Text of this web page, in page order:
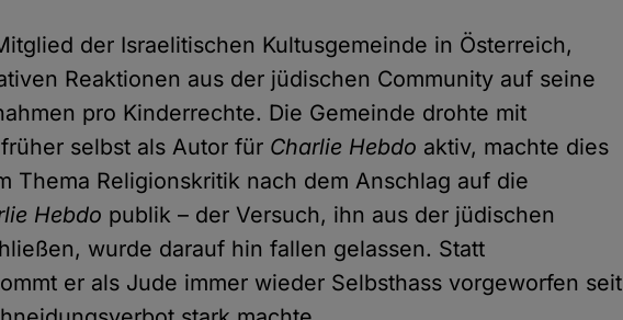
der Israelitischen Kultusgemeinde in Österreich,
Reaktionen aus der jüdischen Community auf seine
pro Kinderrechte. Die Gemeinde drohte mit
selbst als Autor für Charlie Hebdo aktiv, machte dies
Thema Religionskritik nach dem Anschlag auf die
Hebdo publik – der Versuch, ihn aus der jüdischen
wurde darauf hin fallen gelassen. Statt
er als Jude immer wieder Selbsthass vorgeworfen seit